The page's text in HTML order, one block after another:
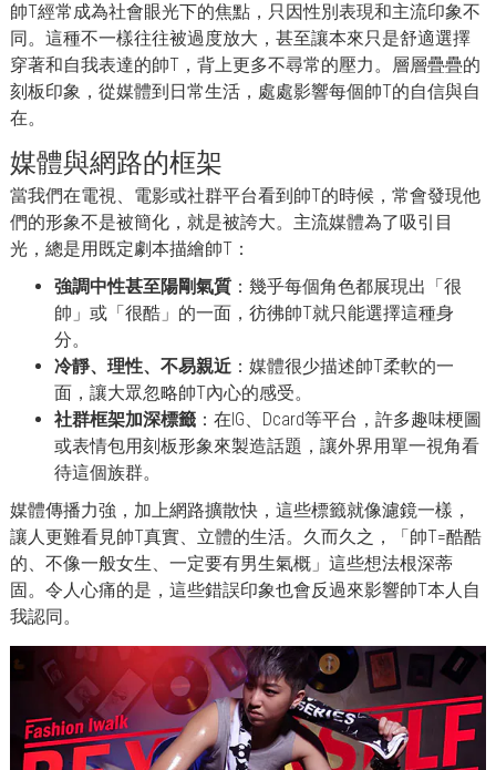
帥T經常成為社會眼光下的焦點，只因性別表現和主流印象不
同。這種不一樣往往被過度放大，甚至讓本來只是舒適選擇
穿著和自我表達的帥T，背上更多不尋常的壓力。層層疊疊的
刻板印象，從媒體到日常生活，處處影響每個帥T的自信與自
在。
媒體與網路的框架
當我們在電視、電影或社群平台看到帥T的時候，常會發現他
們的形象不是被簡化，就是被誇大。主流媒體為了吸引目
光，總是用既定劇本描繪帥T：
強調中性甚至陽剛氣質 ：幾乎每個角色都展現出「很
帥」或「很酷」的一面，彷彿帥T就只能選擇這種身
分。
冷靜、理性、不易親近 ：媒體很少描述帥T柔軟的一
面，讓大眾忽略帥T內心的感受。
社群框架加深標籤 ：在IG、Dcard等平台，許多趣味梗圖
或表情包用刻板形象來製造話題，讓外界用單一視角看
待這個族群。
媒體傳播力強，加上網路擴散快，這些標籤就像濾鏡一樣，
讓人更難看見帥T真實、立體的生活。久而久之，「帥T=酷酷
的、不像一般女生、一定要有男生氣概」這些想法根深蒂
固。令人心痛的是，這些錯誤印象也會反過來影響帥T本人自
我認同。